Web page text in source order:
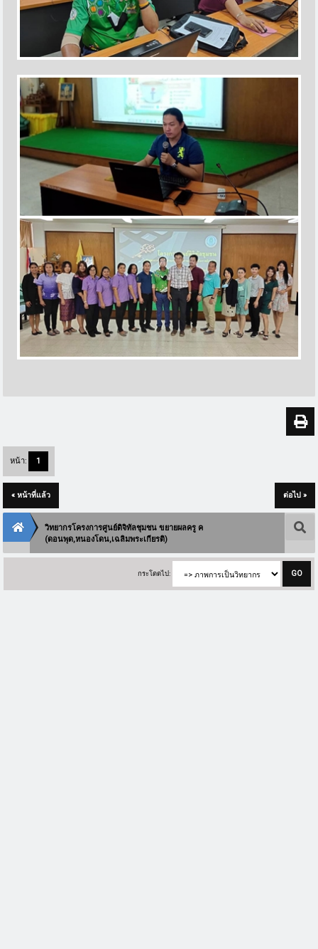
หน้า: 1
« หน้าที่แล้ว ต่อไป »
วิทยากรโครงการศูนย์ดิจิทัลชุมชน ขยายผลครู ค
(ดอนพุด,หนองโดน,เฉลิมพระเกียรติ)
กระโดดไป: